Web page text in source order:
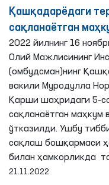
Қашқадарёдаги
сақланаётган
2022 йилнинг 16
Олий Мажлисининг
(омбудсман)нинг
вакили Муродулла
Қарши шаҳридаги 5-
сақланаётган маҳкум
ўтказилди. Ушбу
сақлаш бошқармаси
билан ҳамкорликда
21.11.2022